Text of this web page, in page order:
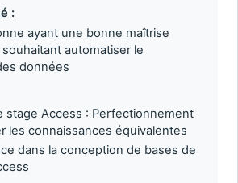
:
ayant une bonne maîtrise
automatiser le
données
stage Access : Perfectionnement
les connaissances équivalentes
dans la conception de bases de